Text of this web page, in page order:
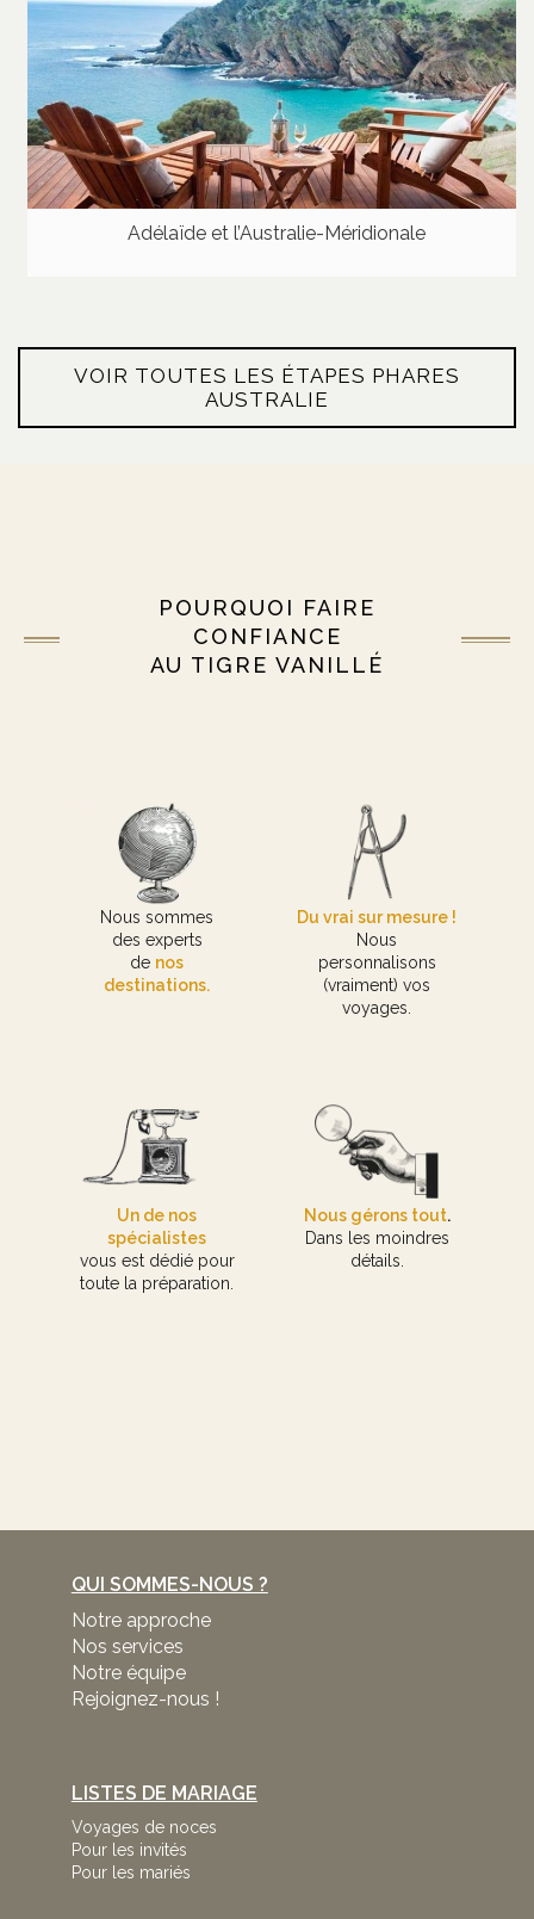
Adélaïde et l’Australie-Méridionale
VOIR TOUTES LES ÉTAPES PHARES
AUSTRALIE
POURQUOI FAIRE
CONFIANCE
AU TIGRE VANILLÉ
Nous sommes
des experts
de nos
destinations.
Du vrai sur mesure !
Nous
personnalisons
(vraiment) vos
voyages.
Un de nos
spécialistes
vous est dédié pour
toute la préparation.
Nous gérons tout.
Dans les moindres
détails.
QUI SOMMES-NOUS ?
Notre approche
Nos services
Notre équipe
Rejoignez-nous !
LISTES DE MARIAGE
Voyages de noces
Pour les invités
Pour les mariés